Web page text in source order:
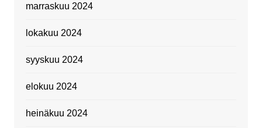
marraskuu 2024
lokakuu 2024
syyskuu 2024
elokuu 2024
heinäkuu 2024